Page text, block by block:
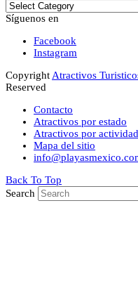
Síguenos en
Facebook
Instagram
CopyrightAtractivos
Reserved
Contacto
Atractivos por estado
Atractivos por actividad
Mapa del sitio
Back To Top
Search